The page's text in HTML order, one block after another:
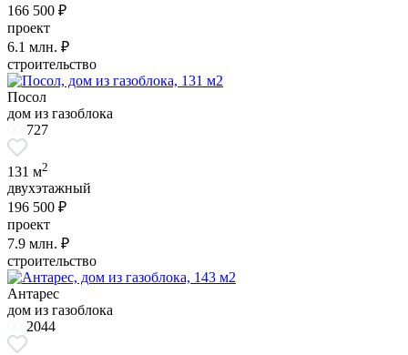
166 500 ₽
проект
6.1 млн. ₽
строительство
Посол
дом из газоблока
727
131 м2
двухэтажный
196 500 ₽
проект
7.9 млн. ₽
строительство
Антарес
дом из газоблока
2044